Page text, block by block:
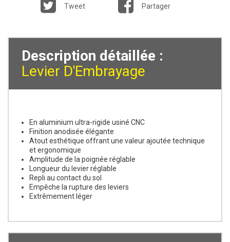
Tweet Partager
Description détaillée :
Levier D'Embrayage
En aluminium ultra-rigide usiné CNC
Finition anodisée élégante
Atout esthétique offrant une valeur ajoutée technique
et ergonomique
Amplitude de la poignée réglable
Longueur du levier réglable
Repli au contact du sol
Empêche la rupture des leviers
Extrêmement léger